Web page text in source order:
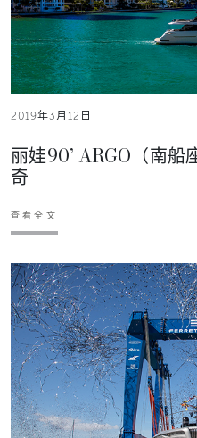
2019年3月12日
丽娃90’ ARGO（南
奇
查看全文